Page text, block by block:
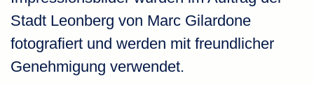
Stadt Leonberg von Marc Gilardone
fotografiert und werden mit freundlicher
Genehmigung verwendet.